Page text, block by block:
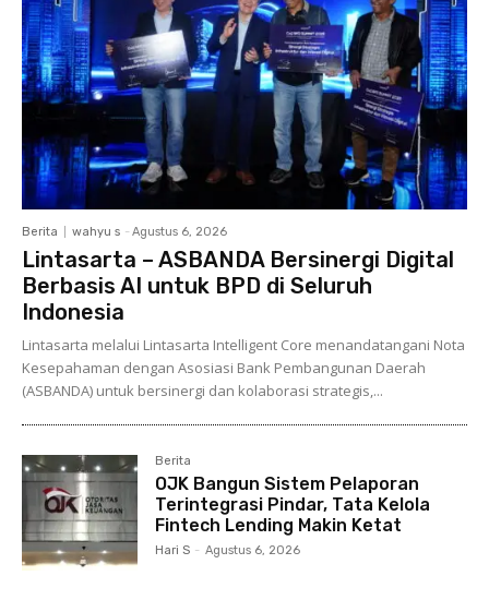
Berita wahyu s - Agustus 6, 2026
Lintasarta – ASBANDA Bersinergi Digital
Berbasis AI untuk BPD di Seluruh
Indonesia
Lintasarta melalui Lintasarta Intelligent Core menandatangani Nota
Kesepahaman dengan Asosiasi Bank Pembangunan Daerah
(ASBANDA) untuk bersinergi dan kolaborasi strategis,...
Berita
OJK Bangun Sistem Pelaporan
Terintegrasi Pindar, Tata Kelola
Fintech Lending Makin Ketat
Hari S - Agustus 6, 2026